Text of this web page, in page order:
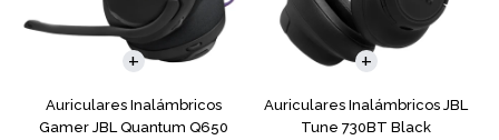
Auriculares Inalámbricos
Gamer JBL Quantum Q650
Auriculares Inalámbricos JBL
Tune 730BT Black